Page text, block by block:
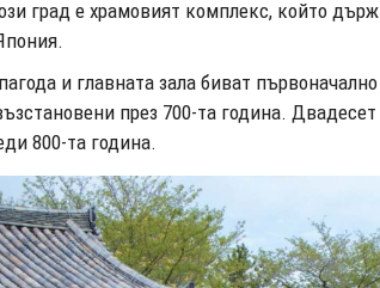
град е храмовият комплекс, който
и главната зала биват
през 700-та година.
800-та година.